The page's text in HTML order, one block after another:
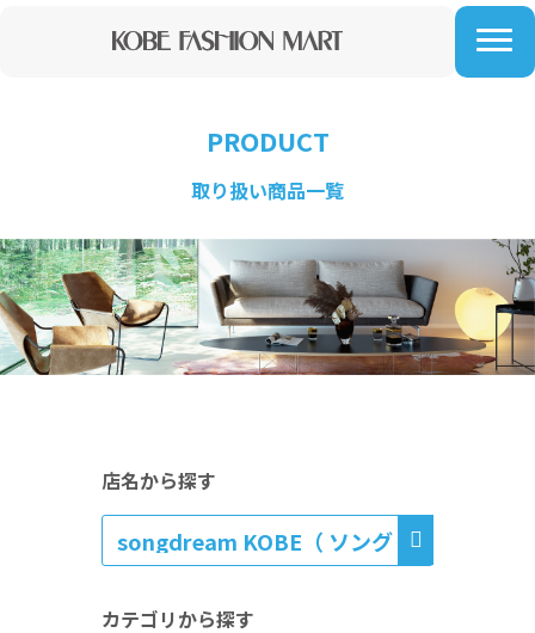
神戸で家具・インテリアを購入するなら、六甲アイランドにある【神戸ファッションマート】
PRODUCT
取り扱い商品一覧
店名から探す
カテゴリから探す